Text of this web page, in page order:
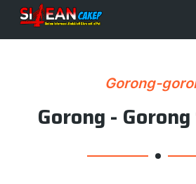
Gorong-
Gorong -